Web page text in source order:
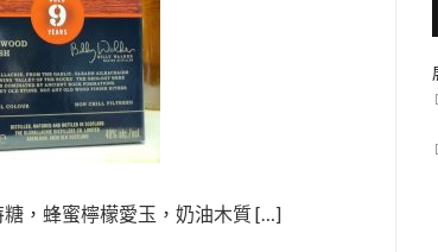
糖，蜂蜜檸檬愛玉，奶油木質 […]